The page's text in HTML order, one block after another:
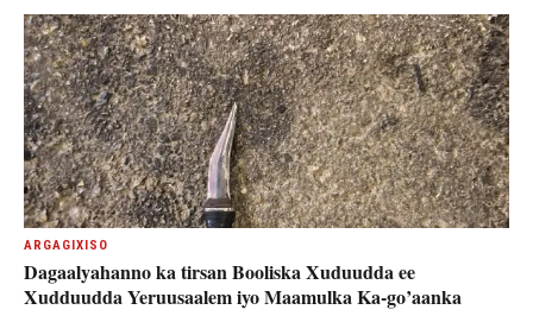
ARGAGIXISO
Dagaalyahanno ka tirsan Booliska Xuduudda ee
Xudduudda Yeruusaalem iyo Maamulka Ka-go’aanka